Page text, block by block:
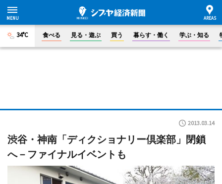
34°C 食べる 見る・遊ぶ 買う 暮らす・働く 学ぶ・知る
2013.03.14
渋谷・神南「ディクショナリー倶楽部」閉鎖
へ－ファイナルイベントも